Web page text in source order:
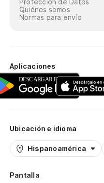
Quiénes somos
Normas para envío
Aplicaciones
Ubicación e idioma
Hispanoamérica
Pantalla